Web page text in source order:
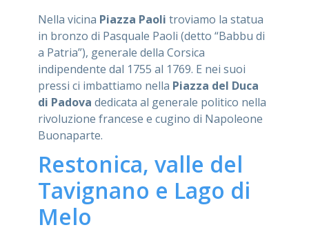
Nella vicina Piazza Paoli troviamo la statua
in bronzo di Pasquale Paoli (detto “Babbu di
a Patria”), generale della Corsica
indipendente dal 1755 al 1769. E nei suoi
pressi ci imbattiamo nella Piazza del Duca
di Padova dedicata al generale politico nella
rivoluzione francese e cugino di Napoleone
Buonaparte.
Restonica, valle del
Tavignano e Lago di
Melo